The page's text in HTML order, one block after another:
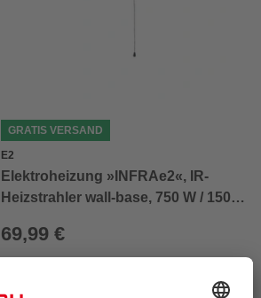
GRATIS VERSAND
E2
Elektroheizung »INFRAe2«, IR-
Heizstrahler wall-base, 750 W / 1500
69,99 €
lieferbar